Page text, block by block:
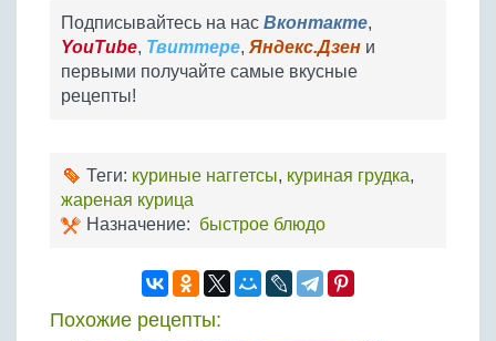
Подписывайтесь на нас Вконтакте,
YouTube, Твиттере, Яндекс.Дзен и
первыми получайте самые вкусные
рецепты!
Теги: куриные наггетсы, куриная грудка,
жареная курица
Назначение: быстрое блюдо
Похожие рецепты: